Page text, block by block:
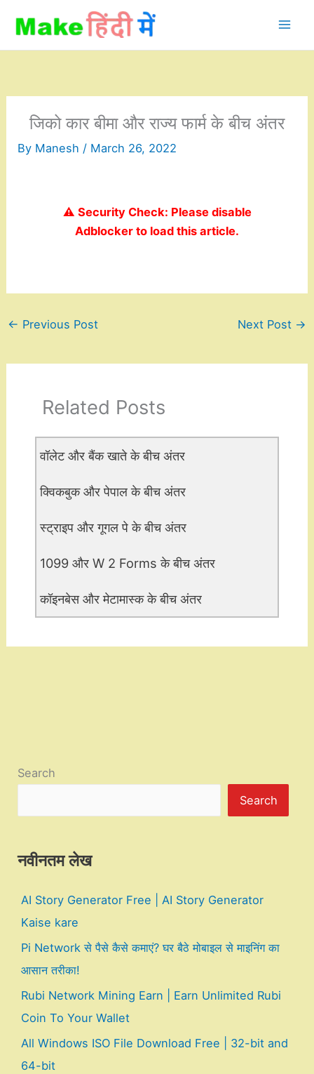
content
जिको कार बीमा और राज्य फार्म के बीच अंतर
By Manesh / March 26, 2022
⚠️ Security Check: Please disable
Adblocker to load this article.
← Previous Post Next Post →
Related Posts
वॉलेट और बैंक खाते के बीच अंतर
क्विकबुक और पेपाल के बीच अंतर
स्ट्राइप और गूगल पे के बीच अंतर
1099 और W 2 Forms के बीच अंतर
कॉइनबेस और मेटामास्क के बीच अंतर
Search
Search
नवीनतम लेख
AI Story Generator Free | AI Story Generator
Kaise kare
Pi Network से पैसे कैसे कमाएं? घर बैठे मोबाइल से माइनिंग का
आसान तरीका!
Rubi Network Mining Earn | Earn Unlimited Rubi
Coin To Your Wallet
All Windows ISO File Download Free | 32-bit and
64-bit